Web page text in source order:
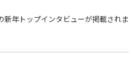
新年トップインタビューが掲載されま